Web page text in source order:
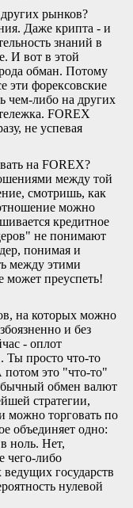
рынков?
Даже крипта - и
знаний в
И вот в этой
обман. Потому
эти форексовские
чем-либо на других
FOREX
не успевая
на FOREX?
между той
смотришь, как
можно
кредитное
не понимают
понимая и
между этими
может преуспеть!
на которых можно
и без
- оплот
Ты просто что-то
потом это "что-то"
обмен валют
стратегии,
можно торговать по
объединяет одно:
ноль. Нет,
чего-либо
ведущих государств
нулевой